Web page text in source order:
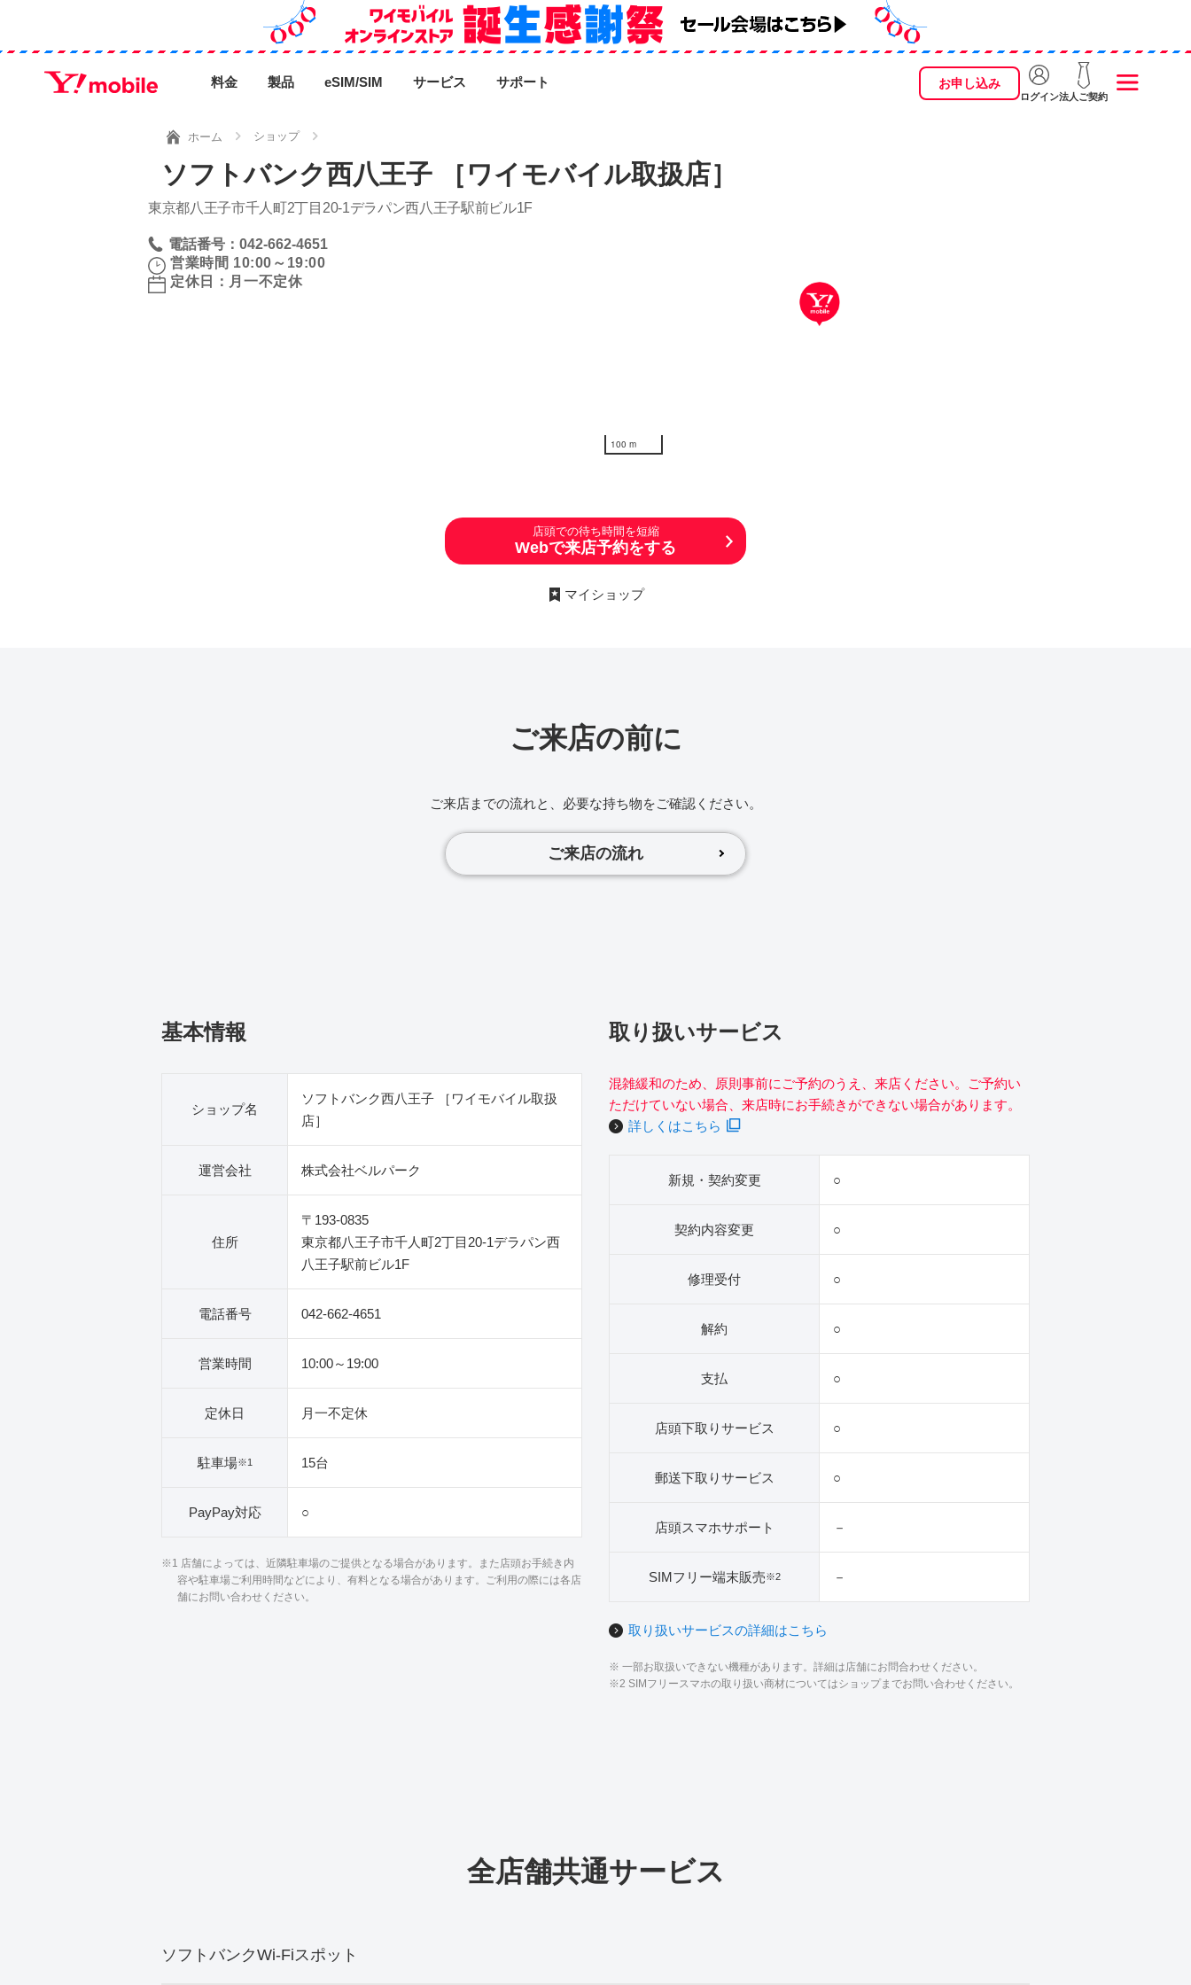
料金 製品 eSIM/SIM サービス サポート お申し込み
ログイン法人ご契約
ホーム ショップ
ソフトバンク西八王子 ［ワイモバイル取扱店］
東京都八王子市千人町2丁目20‐1デラパン西八王子駅前ビル1F
電話番号：042-662-4651
営業時間 10:00～19:00
定休日：月一不定休
100 m
店頭での待ち時間を短縮
Webで来店予約をする
マイショップ
ご来店の前に
ご来店までの流れと、必要な持ち物をご確認ください。
ご来店の流れ
基本情報
ショップ名
ソフトバンク西八王子 ［ワイモバイル取扱
店］
運営会社 株式会社ベルパーク
住所
〒193-0835
東京都八王子市千人町2丁目20‐1デラパン西
八王子駅前ビル1F
電話番号 042-662-4651
営業時間 10:00～19:00
定休日 月一不定休
駐車場※1 15台
PayPay対応 ○
※1 店舗によっては、近隣駐車場のご提供となる場合があります。また店頭お手続き内
容や駐車場ご利用時間などにより、有料となる場合があります。ご利用の際には各店
舗にお問い合わせください。
取り扱いサービス
混雑緩和のため、原則事前にご予約のうえ、来店ください。ご予約い
ただけていない場合、来店時にお手続きができない場合があります。
詳しくはこちら
新規・契約変更 ○
契約内容変更 ○
修理受付 ○
解約 ○
支払 ○
店頭下取りサービス ○
郵送下取りサービス ○
店頭スマホサポート －
SIMフリー端末販売※2 －
取り扱いサービスの詳細はこちら
※ 一部お取扱いできない機種があります。詳細は店舗にお問合わせください。
※2 SIMフリースマホの取り扱い商材についてはショップまでお問い合わせください。
全店舗共通サービス
ソフトバンクWi-Fiスポット